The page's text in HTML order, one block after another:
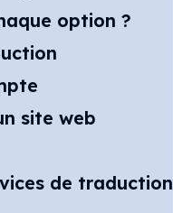
option ?
site web
de traduction